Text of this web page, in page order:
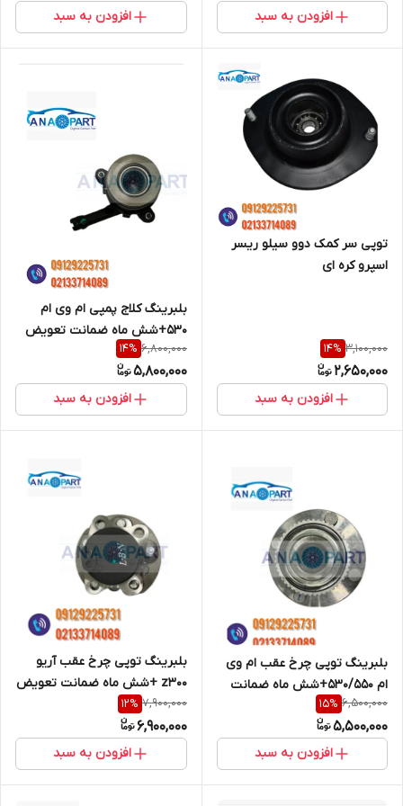
افزودن به سبد افزودن به سبد
توپی سر کمک دوو سیلو ریسر
اسپرو کره ای
3,100,000
14%
2,650,000
افزودن به سبد
بلبرینگ کلاج پمپی ام وی ام
530+شش ماه ضمانت تعویض
6,800,000
14%
5,800,000
افزودن به سبد
بلبرینگ توپی چرخ عقب ام وی
ام 530/550+شش ماه ضمانت
6,500,000
15%
5,500,000
افزودن به سبد
بلبرینگ توپی چرخ عقب آریو
z300 +شش ماه ضمانت تعویض
7,900,000
12%
6,900,000
افزودن به سبد